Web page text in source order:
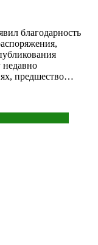
благодарность
недавно
предшество…